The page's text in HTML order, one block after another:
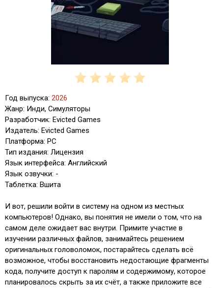
Год выпуска: 2026
Жанр: Инди, Симуляторы
Разработчик: Evicted Games
Издатель: Evicted Games
Платформа: PC
Тип издания: Лицензия
Язык интерфейса: Английский
Язык озвучки: -
Таблетка: Вшита
И вот, решили войти в систему на одном из местных
компьютеров! Однако, вы понятия не имели о том, что на
самом деле ожидает вас внутри. Примите участие в
изучении различных файлов, занимайтесь решением
оригинальных головоломок, постарайтесь сделать всё
возможное, чтобы восстановить недостающие фрагменты
кода, получите доступ к паролям и содержимому, которое
планировалось скрыть за их счёт, а также приложите все